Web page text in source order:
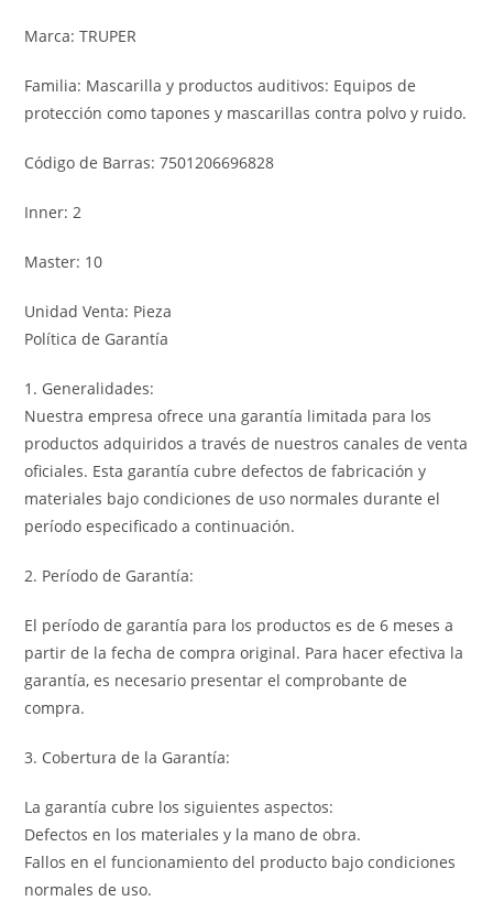
Marca: TRUPER
Familia: Mascarilla y productos auditivos: Equipos de
protección como tapones y mascarillas contra polvo y ruido.
Código de Barras: 7501206696828
Inner: 2
Master: 10
Unidad Venta: Pieza
Política de Garantía
1. Generalidades:
Nuestra empresa ofrece una garantía limitada para los
productos adquiridos a través de nuestros canales de venta
oficiales. Esta garantía cubre defectos de fabricación y
materiales bajo condiciones de uso normales durante el
período especificado a continuación.
2. Período de Garantía:
El período de garantía para los productos es de 6 meses a
partir de la fecha de compra original. Para hacer efectiva la
garantía, es necesario presentar el comprobante de
compra.
3. Cobertura de la Garantía:
La garantía cubre los siguientes aspectos:
Defectos en los materiales y la mano de obra.
Fallos en el funcionamiento del producto bajo condiciones
normales de uso.